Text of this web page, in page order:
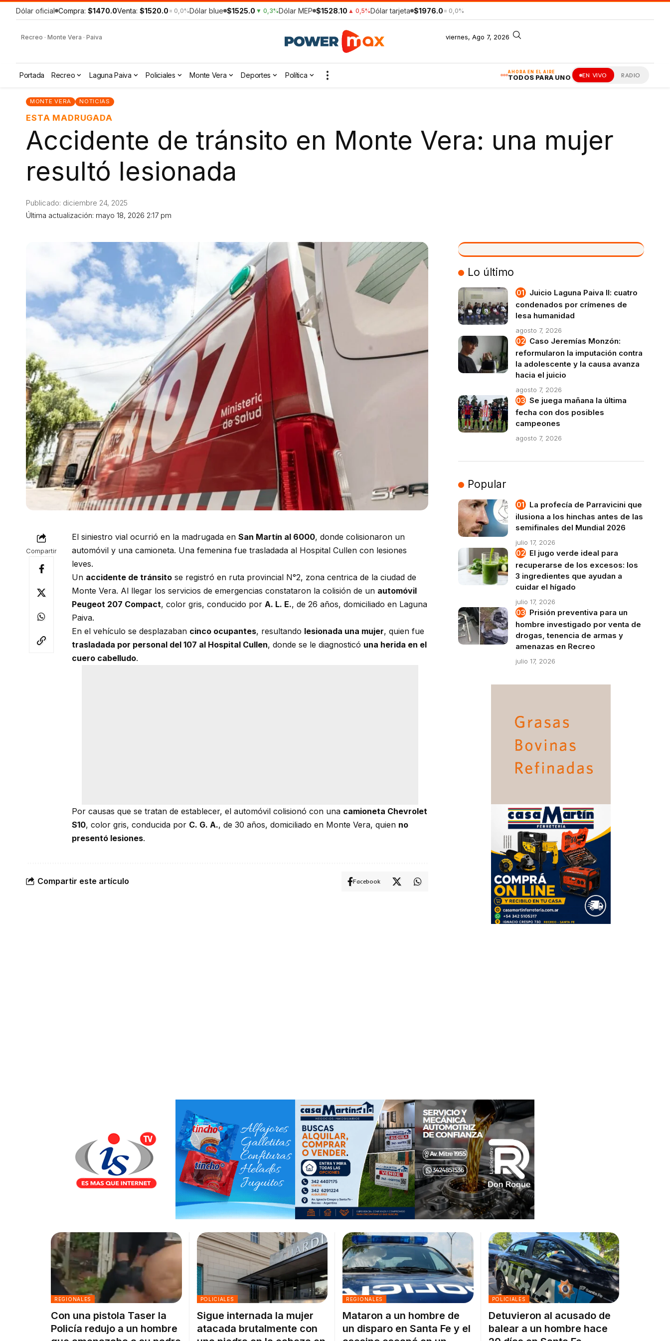
Dólar oficial Compra: $1470.0Venta: $1520.0 = 0,0%Dólar blue $1525.0 ▼ 0,3%Dólar MEP $1528.10 ▲ 0,5%Dólar tarjeta $1976.0 = 0,0%
Recreo · Monte Vera · Paiva viernes, Ago 7, 2026
AHORA EN EL AIRE
TODOS PARA UNO EN VIVO RADIO
Portada Recreo Laguna Paiva Policiales Monte Vera Deportes Política
MONTE VERA NOTICIAS
ESTA MADRUGADA
Accidente de tránsito en Monte Vera: una mujer
resultó lesionada
Última actualización: mayo 18, 2026 2:17 pm
Publicado: diciembre 24, 2025
Compartir
El siniestro vial ocurrió en la madrugada en San Martín al 6000, donde colisionaron un
automóvil y una camioneta. Una femenina fue trasladada al Hospital Cullen con lesiones
leves.
Un accidente de tránsito se registró en ruta provincial N°2, zona centrica de la ciudad de
Monte Vera. Al llegar los servicios de emergencias constataron la colisión de un automóvil
Peugeot 207 Compact, color gris, conducido por A. L. E., de 26 años, domiciliado en Laguna
Paiva.
En el vehículo se desplazaban cinco ocupantes, resultando lesionada una mujer, quien fue
trasladada por personal del 107 al Hospital Cullen, donde se le diagnosticó una herida en el
cuero cabelludo.
Por causas que se tratan de establecer, el automóvil colisionó con una camioneta Chevrolet
S10, color gris, conducida por C. G. A., de 30 años, domiciliado en Monte Vera, quien no
presentó lesiones.
Compartir este artículo Facebook
VIVO
Lo último
Juicio Laguna Paiva II: cuatro
condenados por crímenes de
lesa humanidad
agosto 7, 2026
Caso Jeremías Monzón:
reformularon la imputación contra
la adolescente y la causa avanza
hacia el juicio
agosto 7, 2026
Se juega mañana la última
fecha con dos posibles
campeones
agosto 7, 2026
Popular
La profecía de Parravicini que
ilusiona a los hinchas antes de las
semifinales del Mundial 2026
julio 17, 2026
El jugo verde ideal para
recuperarse de los excesos: los
3 ingredientes que ayudan a
cuidar el hígado
julio 17, 2026
Prisión preventiva para un
hombre investigado por venta de
drogas, tenencia de armas y
amenazas en Recreo
julio 17, 2026
REGIONALES
Con una pistola Taser la
Policía redujo a un hombre
POLICIALES
Sigue internada la mujer
atacada brutalmente con
REGIONALES
Mataron a un hombre de
un disparo en Santa Fe y el
POLICIALES
Detuvieron al acusado de
balear a un hombre hace